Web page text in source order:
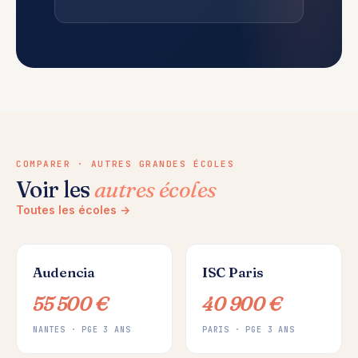
COMPARER · AUTRES GRANDES ÉCOLES
Voir lesautres écoles
Toutes les écoles →
Audencia
55 500 €
NANTES · PGE 3 ANS
ISC Paris
40 900 €
PARIS · PGE 3 ANS